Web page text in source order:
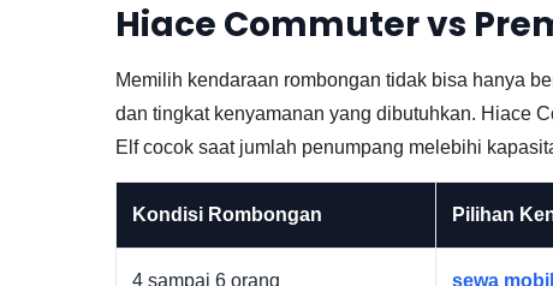
Hiace Commuter vs
Memilih kendaraan rombongan tidak bisa hanya
dan tingkat kenyamanan yang dibutuhkan. Hiace
Elf cocok saat jumlah penumpang melebihi
Kondisi Rombongan Pilihan
4 sampai 6 orang sewa